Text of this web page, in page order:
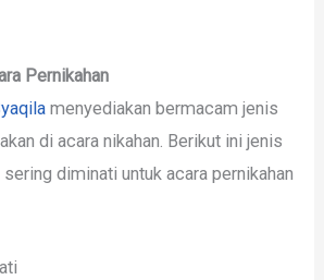
Pernikahan
menyediakan bermacam jenis
di acara nikahan. Berikut ini jenis
diminati untuk acara pernikahan